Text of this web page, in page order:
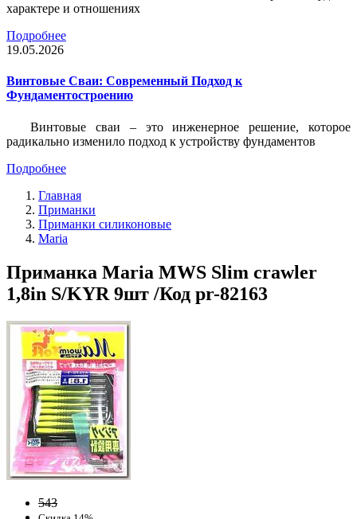
характере и отношениях
Подробнее
19.05.2026
Винтовые Сваи: Современный Подход к
Фундаментостроению
Винтовые сваи – это инженерное решение, которое
радикально изменило подход к устройству фундаментов
Подробнее
Главная
Приманки
Приманки силиконовые
Maria
Приманка Maria MWS Slim crawler
1,8in S/KYR 9шт /Код pr-82163
543